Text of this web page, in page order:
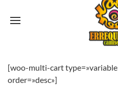
[woo-multi-cart
order=»desc»]